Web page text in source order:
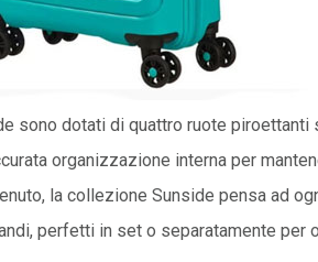
sono dotati di quattro ruote
organizzazione interna per
la collezione Sunside pensa ad
perfetti in set o separatamente per